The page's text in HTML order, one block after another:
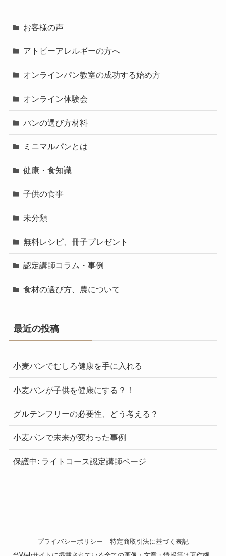
お客様の声
アトピーアレルギーの方へ
オンラインパン教室の成功する始め方
オンライン体験会
パンの選び方材料
ミニマルパンとは
健康・食知識
子供の食事
未分類
無料レシピ、冊子プレゼント
認定講師コラム・事例
食材の選び方、農について
最近の投稿
小麦パンでむしろ健康を手に入れる
小麦パンが子供を健康にする？！
グルテンフリーの必要性、どう考える？
小麦パンで未来が変わった事例
保護中: ライトコース認定講師ページ
プライバシーポリシー
特定商取引法に基づく表記